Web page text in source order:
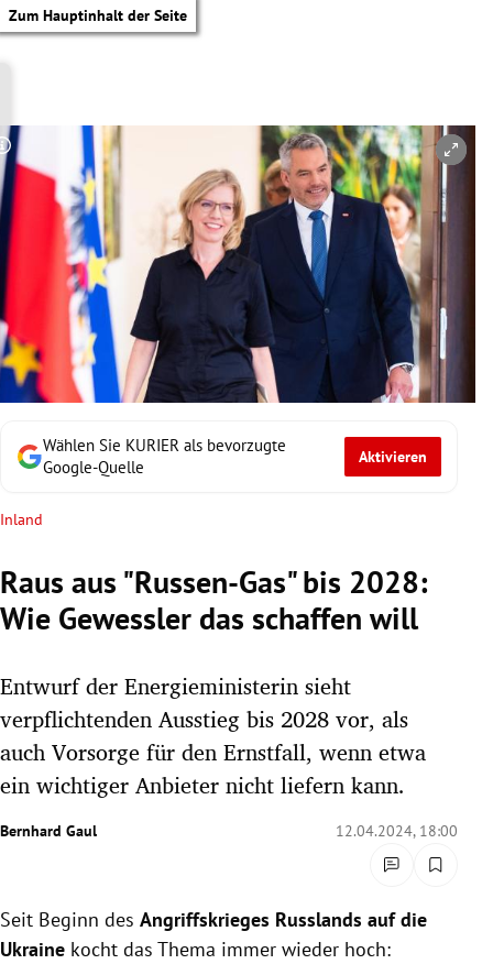
Zum Hauptinhalt der Seite
Untermenü
Untermenü
Untermenü
Untermenü
Untermenü
Untermenü
Untermenü
Untermenü
Untermenü
Wählen Sie KURIER als bevorzugte
Google-Quelle
Aktivieren
Inland
Raus aus "Russen-Gas" bis 2028:
Wie Gewessler das schaffen will
Entwurf der Energieministerin sieht
verpflichtenden Ausstieg bis 2028 vor, als
auch Vorsorge für den Ernstfall, wenn etwa
ein wichtiger Anbieter nicht liefern kann.
Bernhard Gaul 12.04.2024, 18:00
Copyright-Hinweis öffnen/schließen
Seit Beginn des Angriffskrieges Russlands auf die
Ukraine kocht das Thema immer wieder hoch: